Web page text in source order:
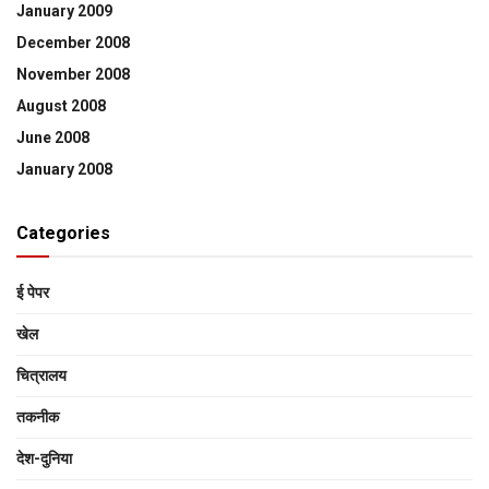
January 2009
December 2008
November 2008
August 2008
June 2008
January 2008
Categories
ई पेपर
खेल
चित्रालय
तकनीक
देश-दुनिया